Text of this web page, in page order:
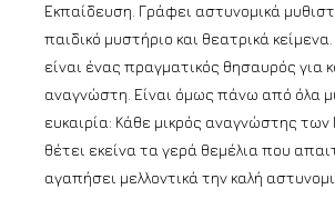
Εκπαίδευση. Γράφει αστυνομικά
παιδικό μυστήριο και θεατρικά
είναι ένας πραγματικός θησαυρός για
αναγνώστη. Είναι όμως πάνω από όλα
ευκαιρία: Κάθε μικρός αναγνώστης των
θέτει εκείνα τα γερά θεμέλια που
αγαπήσει μελλοντικά την καλή